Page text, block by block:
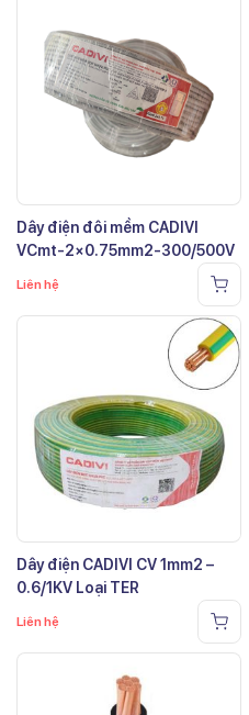
Dây điện đôi mềm CADIVI
VCmt-2×0.75mm2-300/500V
Liên hệ
Dây điện CADIVI CV 1mm2 –
0.6/1KV Loại TER
Liên hệ